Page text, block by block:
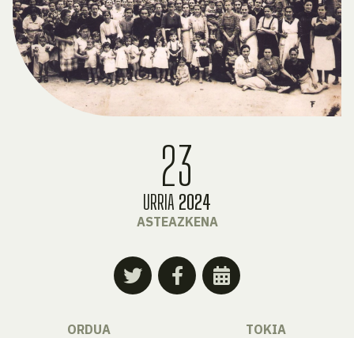
23
URRIA 2024
ASTEAZKENA
ORDUA TOKIA